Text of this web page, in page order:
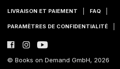
LIVRAISON ET PAIEMENT FAQ
PARAMÈTRES DE CONFIDENTIALITÉ
© Books on Demand GmbH, 2026